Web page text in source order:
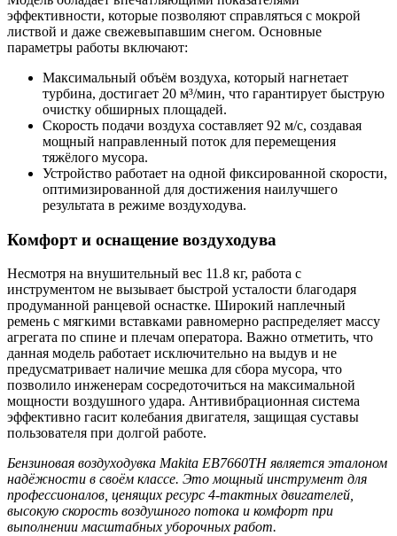
эффективности, которые позволяют справляться с мокрой
листвой и даже свежевыпавшим снегом. Основные
параметры работы включают:
Максимальный объём воздуха, который нагнетает
турбина, достигает 20 м³/мин, что гарантирует быструю
очистку обширных площадей.
Скорость подачи воздуха составляет 92 м/с, создавая
мощный направленный поток для перемещения
тяжёлого мусора.
Устройство работает на одной фиксированной скорости,
оптимизированной для достижения наилучшего
результата в режиме воздуходува.
Комфорт и оснащение воздуходува
Несмотря на внушительный вес 11.8 кг, работа с
инструментом не вызывает быстрой усталости благодаря
продуманной ранцевой оснастке. Широкий наплечный
ремень с мягкими вставками равномерно распределяет массу
агрегата по спине и плечам оператора. Важно отметить, что
данная модель работает исключительно на выдув и не
предусматривает наличие мешка для сбора мусора, что
позволило инженерам сосредоточиться на максимальной
мощности воздушного удара. Антивибрационная система
эффективно гасит колебания двигателя, защищая суставы
пользователя при долгой работе.
Бензиновая воздуходувка Makita EB7660TH является эталоном
надёжности в своём классе. Это мощный инструмент для
профессионалов, ценящих ресурс 4-тактных двигателей,
высокую скорость воздушного потока и комфорт при
выполнении масштабных уборочных работ.